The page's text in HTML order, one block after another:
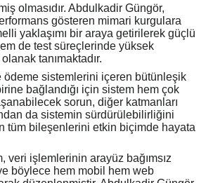
olmasıdır. Abdulkadir Güngör,
gösteren mimari kurgulara
yaklaşımı bir araya getirilerek güçlü
de test süreçlerinde yüksek
tanımaktadır.
ödeme sistemlerini içeren bütünleşik
bağlandığı için sistem hem çok
sorun, diğer katmanları
da sistemin sürdürülebilirliğini
tüm bileşenlerini etkin biçimde hayata
işlemlerinin arayüz bağımsız
böylece hem mobil hem web